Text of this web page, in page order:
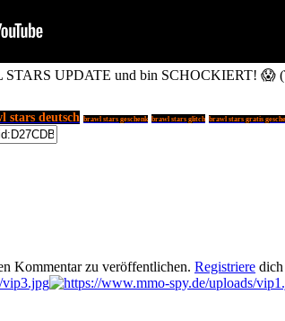
UPDATE und bin SCHOCKIERT! 😱
stars deutsch brawl stars geschenk brawl stars glitch brawl stars gratis
Kommentar zu veröffentlichen. Registriere